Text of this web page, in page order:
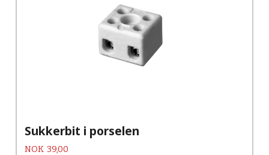
Sukkerbit i porselen
Pris
NOK 39,00